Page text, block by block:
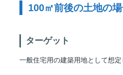
100㎡前後の土地の
ターゲット
一般住宅用の建築用地として想定